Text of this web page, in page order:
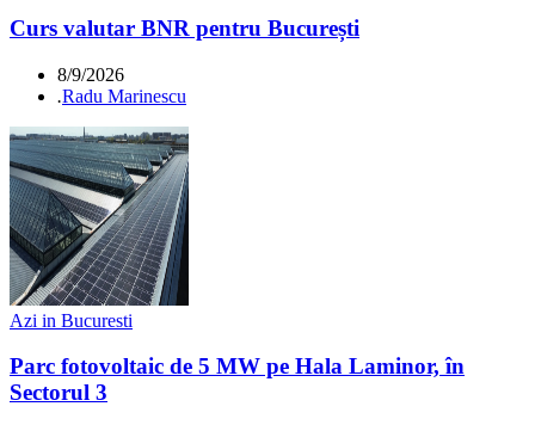
Curs valutar BNR pentru București
8/9/2026
.Radu Marinescu
Azi in Bucuresti
Parc fotovoltaic de 5 MW pe Hala Laminor, în
Sectorul 3